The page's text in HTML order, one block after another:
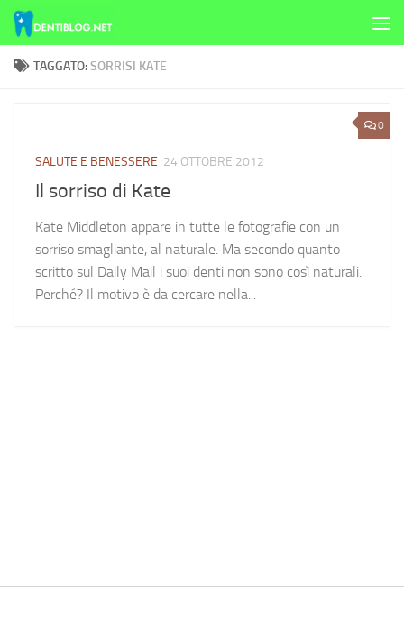
Skip to content
TAGGATO:SORRISI KATE
0
SALUTE E BENESSERE 24 OTTOBRE 2012
Il sorriso di Kate
Kate Middleton appare in tutte le fotografie con un
sorriso smagliante, al naturale. Ma secondo quanto
scritto sul Daily Mail i suoi denti non sono così naturali.
Perché? Il motivo è da cercare nella...